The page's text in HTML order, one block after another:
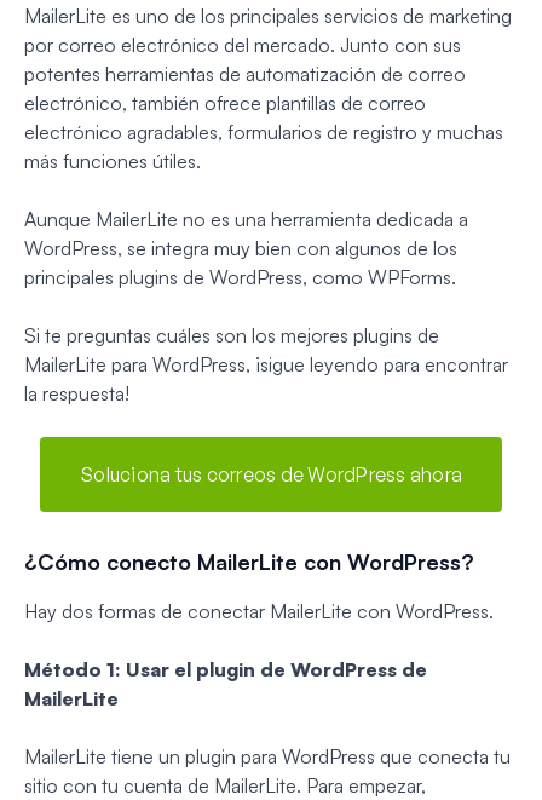
MailerLite es uno de los principales servicios de marketing
por correo electrónico del mercado. Junto con sus
potentes herramientas de automatización de correo
electrónico, también ofrece plantillas de correo
electrónico agradables, formularios de registro y muchas
más funciones útiles.
Aunque MailerLite no es una herramienta dedicada a
WordPress, se integra muy bien con algunos de los
principales plugins de WordPress, como WPForms.
Si te preguntas cuáles son los mejores plugins de
MailerLite para WordPress, ¡sigue leyendo para encontrar
la respuesta!
Soluciona tus correos de WordPress ahora
¿Cómo conecto MailerLite con WordPress?
Hay dos formas de conectar MailerLite con WordPress.
Método 1: Usar el plugin de WordPress de
MailerLite
MailerLite tiene un plugin para WordPress que conecta tu
sitio con tu cuenta de MailerLite. Para empezar,